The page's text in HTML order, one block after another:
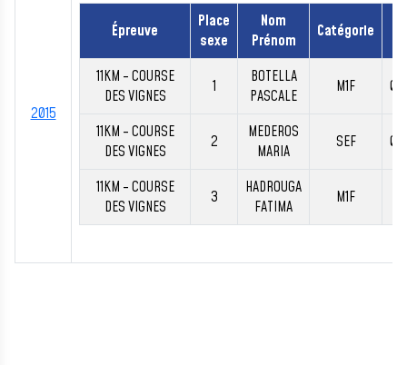
2015
Épreuve
Place
sexe
Nom
Prénom
Catégorie
11KM - COURSE
DES VIGNES
1
BOTELLA
PASCALE
M1F
11KM - COURSE
DES VIGNES
2
MEDEROS
MARIA
SEF
11KM - COURSE
DES VIGNES
3
HADROUGA
FATIMA
M1F